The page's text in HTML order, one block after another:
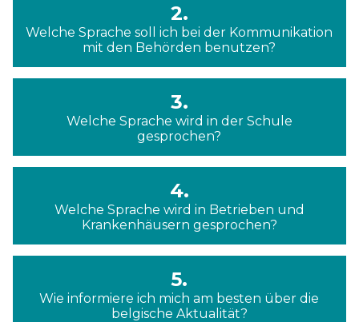
2.
Welche Sprache soll ich bei der Kommunikation
mit den Behörden benutzen?
3.
Welche Sprache wird in der Schule
gesprochen?
4.
Welche Sprache wird in Betrieben und
Krankenhäusern gesprochen?
5.
Wie informiere ich mich am besten über die
belgische Aktualität?